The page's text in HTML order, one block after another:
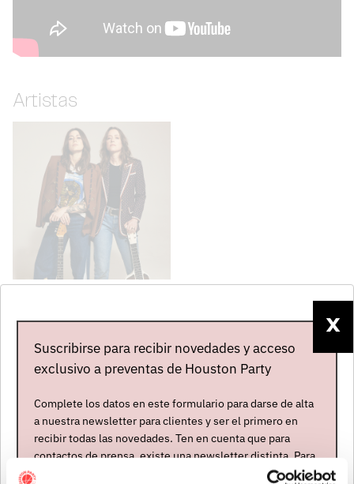
Artistas
Estados Unidos
Abierta contratación
X
Suscribirse para recibir novedades y acceso
exclusivo a preventas de Houston Party
Complete los datos en este formulario para darse de alta
a nuestra newsletter para clientes y ser el primero en
recibir todas las novedades. Ten en cuenta que para
contactos de prensa, existe una newsletter distinta. Para
formar parte de ella, envíanos un mensaje a